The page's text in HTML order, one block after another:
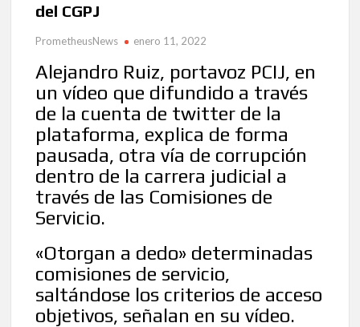
del CGPJ
PrometheusNews enero 11, 2022
Alejandro Ruiz, portavoz PCIJ, en
un vídeo que difundido a través
de la cuenta de twitter de la
plataforma, explica de forma
pausada, otra vía de corrupción
dentro de la carrera judicial a
través de las Comisiones de
Servicio.
«Otorgan a dedo» determinadas
comisiones de servicio,
saltándose los criterios de acceso
objetivos, señalan en su vídeo.